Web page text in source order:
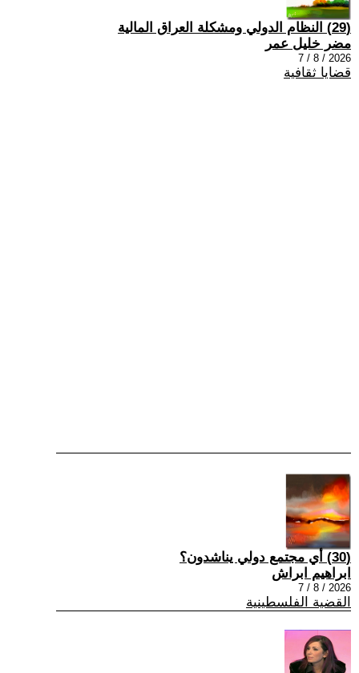
(29) النظام الدولي ومشكلة العراق المالية
مضر خليل عمر
2026 / 8 / 7
قضايا ثقافية
(30) أي مجتمع دولي يناشدون؟
ابراهيم ابراش
2026 / 8 / 7
القضية الفلسطينية